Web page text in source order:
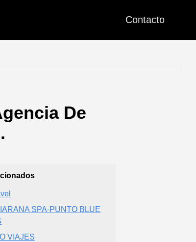
Contacto
De
SPA-PUNTO BLUE
VIAJES